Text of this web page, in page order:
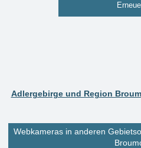
Adlergebirge und Region
Webkameras in anderen